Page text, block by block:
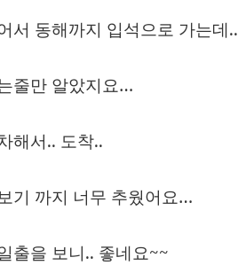
서 동해까지 입석으로 가는데..
줄만 알았지요…
해서.. 도착..
기 까지 너무 추웠어요…
출을 보니.. 좋네요~~